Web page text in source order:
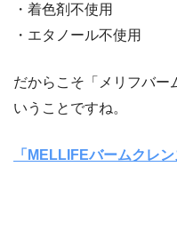
・着色剤不使用
・エタノール不使用
だからこそ「メリフバー
いうことですね。
「MELLIFEバームクレ